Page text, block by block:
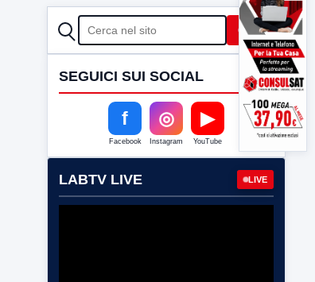
CERCA Cerca
SEGUICI SUI SOCIAL
f
Facebook
◎
Instagram
▶
YouTube
LABTV LIVE LIVE